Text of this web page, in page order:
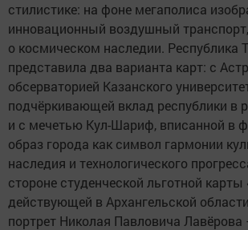
стилистике: на фоне мегаполиса
инновационный воздушный
о космическом наследии. Республика
представила два варианта карт: с
обсерваторией Казанского
подчёркивающей вклад республики в
и с мечетью Кул-Шариф, вписанной в
образ города как символ гармонии
наследия и технологического
стороне студенческой льготной
действующей в Архангельской
портрет Николая Павловича Лавёрова